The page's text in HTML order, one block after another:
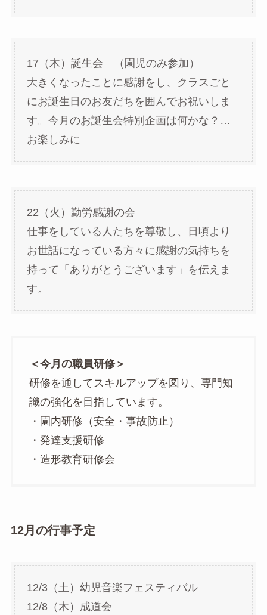
17（木）誕生会 （園児のみ参加）
大きくなったことに感謝をし、クラスごと
にお誕生日のお友だちを囲んでお祝いしま
す。今月のお誕生会特別企画は何かな？…
お楽しみに
22（火）勤労感謝の会
仕事をしている人たちを尊敬し、日頃より
お世話になっている方々に感謝の気持ちを
持って「ありがとうございます」を伝えま
す。
＜今月の職員研修＞
研修を通してスキルアップを図り、専門知
識の強化を目指しています。
・園内研修（安全・事故防止）
・発達支援研修
・造形教育研修会
12月の行事予定
12/3（土）幼児音楽フェスティバル
12/8（木）成道会